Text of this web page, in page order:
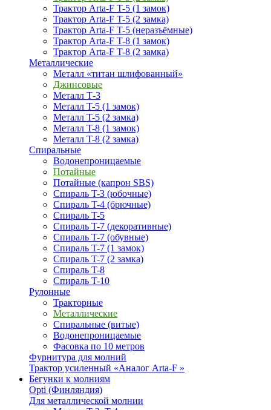
Трактор Arta-F T-5 (1 замок)
Трактор Arta-F T-5 (2 замка)
Трактор Arta-F T-5 (неразъёмные)
Трактор Arta-F T-8 (1 замок)
Трактор Arta-F T-8 (2 замка)
Металлические
Металл «титан шлифованный»
Джинсовые
Металл Т-3
Металл T-5 (1 замок)
Металл T-5 (2 замка)
Металл T-8 (1 замок)
Металл T-8 (2 замка)
Спиральные
Водонепроницаемые
Потайные
Потайные (капрон SBS)
Спираль T-3 (юбочные)
Спираль T-4 (брючные)
Спираль T-5
Спираль T-7 (декоративные)
Спираль T-7 (обувные)
Спираль T-7 (1 замок)
Спираль T-7 (2 замка)
Спираль T-8
Спираль T-10
Рулонные
Тракторные
Металлические
Спиральные (витые)
Водонепроницаемые
Фасовка по 10 метров
Фурнитура для молний
Трактор усиленный «Аналог Arta-F »
Бегунки к молниям
Opti (Финляндия)
Для металлической молнии